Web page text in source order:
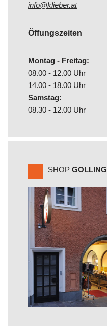
info@klieber.at
Öffungszeiten
Montag - Freitag:
08.00 - 12.00 Uhr
14.00 - 18.00 Uhr
Samstag:
08.30 - 12.00 Uhr
SHOP GOLLING